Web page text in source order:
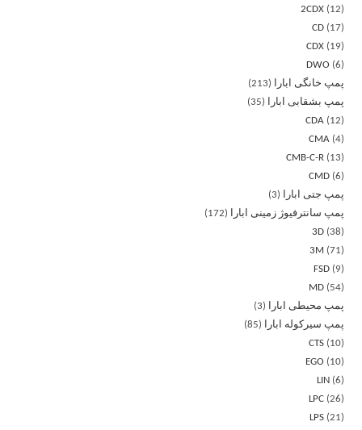
2CDX
12
CD
17
CDX
19
DWO
6
پمپ خانگی ابارا
213
پمپ بشقابی ابارا
35
CDA
12
CMA 4
CMB-C-R
13
CMD 6
پمپ جتی ابارا
3
پمپ سانترفیوژ زمینی ابارا
172
3D 38
3M
71
FSD
9
MD
54
پمپ محیطی ابارا
3
پمپ سیرکوله ابارا
85
CTS
10
EGO
10
LIN
6
LPC 26
LPS 21